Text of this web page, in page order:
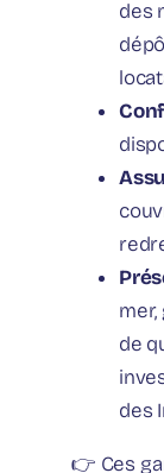
des
mer,
de
des
👉 Ces